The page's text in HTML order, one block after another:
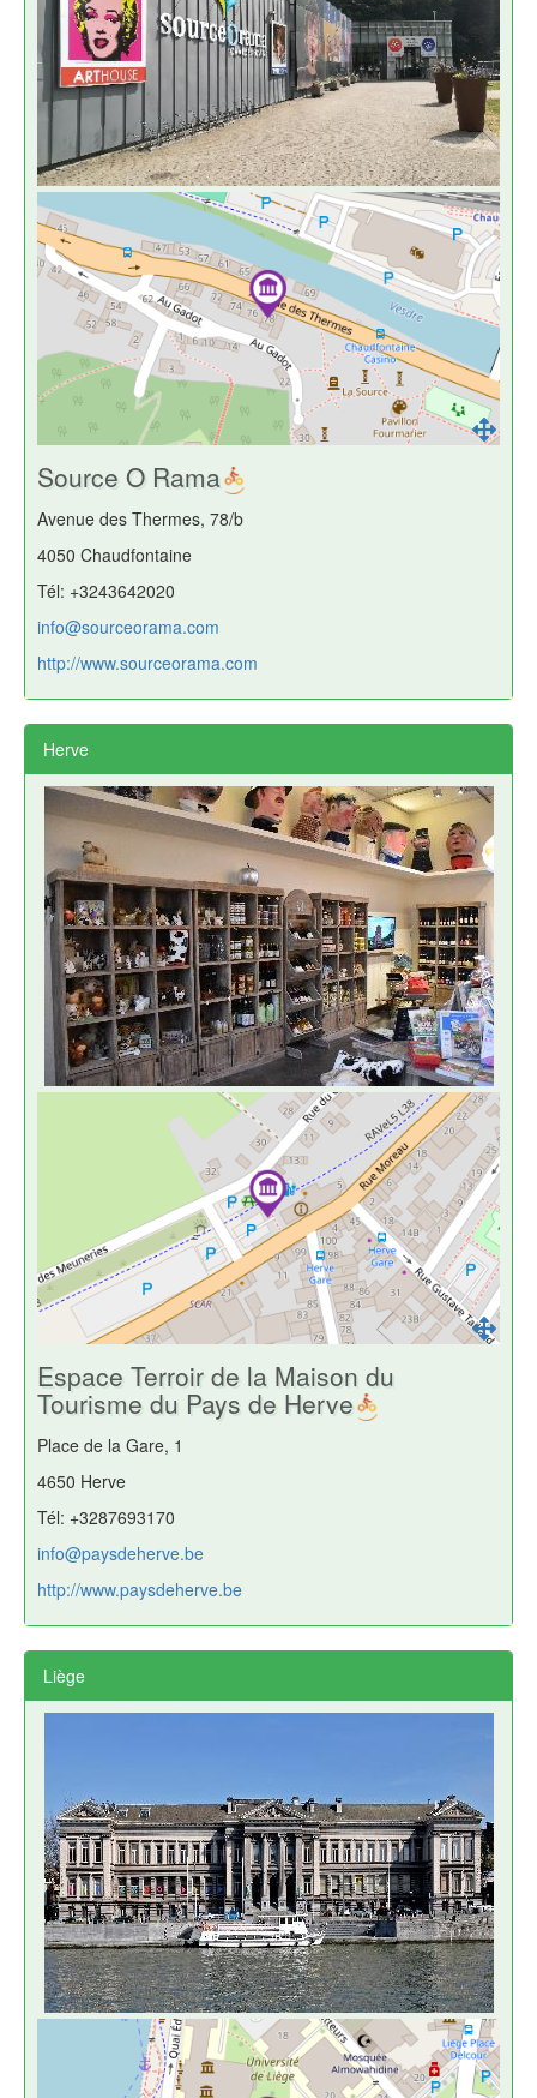
Source O Rama
Avenue des Thermes, 78/b
4050 Chaudfontaine
Tél: +3243642020
info@sourceorama.com
http://www.sourceorama.com
Herve
Espace Terroir de la Maison du
Tourisme du Pays de Herve
Place de la Gare, 1
4650 Herve
Tél: +3287693170
info@paysdeherve.be
http://www.paysdeherve.be
Liège